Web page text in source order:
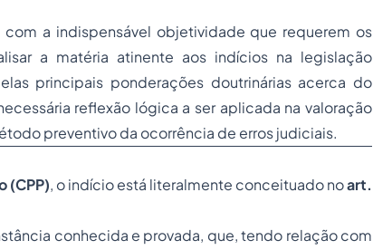
a indispensável objetividade que requerem os
a matéria atinente aos indícios na legislação
principais ponderações doutrinárias acerca do
reflexão lógica a ser aplicada na valoração
preventivo da ocorrência de erros judiciais.
(CPP), oindícioestá literalmente conceituado noart.
conhecida e provada, que, tendo relação com